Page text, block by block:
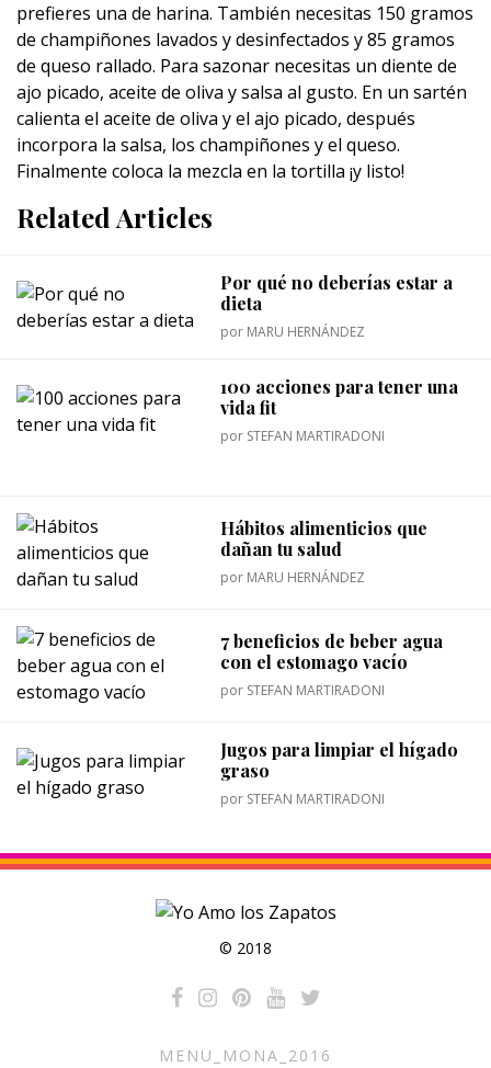
prefieres una de harina. También necesitas 150 gramos
de champiñones lavados y desinfectados y 85 gramos
de queso rallado. Para sazonar necesitas un diente de
ajo picado, aceite de oliva y salsa al gusto. En un sartén
calienta el aceite de oliva y el ajo picado, después
incorpora la salsa, los champiñones y el queso.
Finalmente coloca la mezcla en la tortilla ¡y listo!
Related Articles
Por qué no deberías estar a
dieta
por MARU HERNÁNDEZ
100 acciones para tener una
vida fit
por STEFAN MARTIRADONI
Hábitos alimenticios que
dañan tu salud
por MARU HERNÁNDEZ
7 beneficios de beber agua
con el estomago vacío
por STEFAN MARTIRADONI
Jugos para limpiar el hígado
graso
por STEFAN MARTIRADONI
© 2018
MENU_MONA_2016